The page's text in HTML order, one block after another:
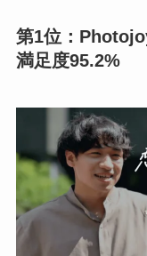
第1位：
満足度95.2%